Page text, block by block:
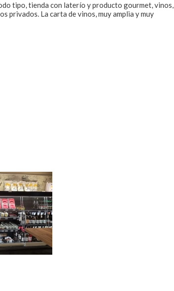
tipo, tienda con laterío y producto gourmet, vinos,
privados. La carta de vinos, muy amplia y muy